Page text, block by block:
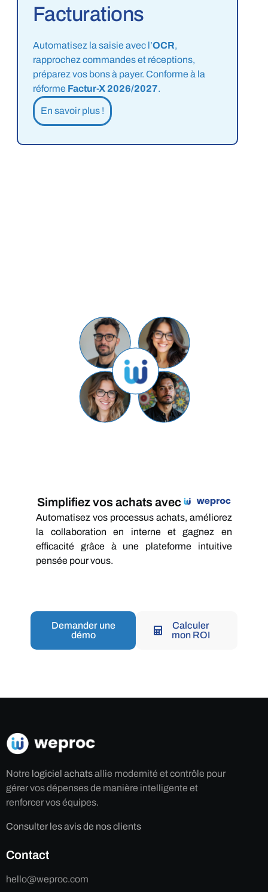
Facturations
Automatisez la saisie avec l’OCR,
rapprochez commandes et réceptions,
préparez vos bons à payer. Conforme à la
réforme Factur-X 2026/2027.
En savoir plus !
Simplifiez vos achats avec
Automatisez vos processus achats, améliorez
la collaboration en interne et gagnez en
efficacité grâce à une plateforme intuitive
pensée pour vous.
Demander une
démo
Calculer
mon ROI
Notre logiciel achatsallie modernité et contrôle pour
gérer vos dépenses de manière intelligente et
renforcer vos équipes.
Consulter les avis de nos clients
Contact
hello@weproc.com